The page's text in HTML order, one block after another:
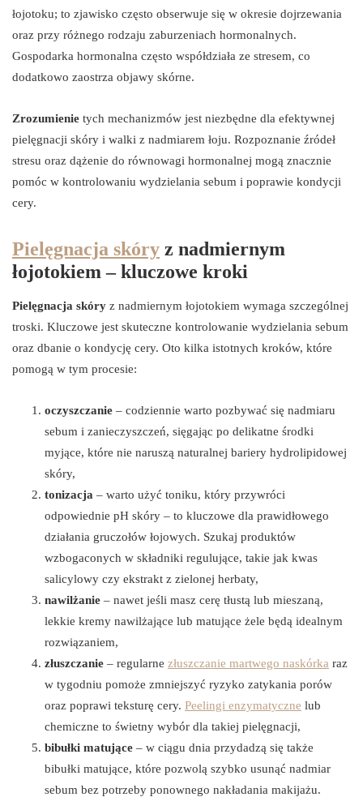
łojotoku; to zjawisko często obserwuje się w okresie dojrzewania
oraz przy różnego rodzaju zaburzeniach hormonalnych.
Gospodarka hormonalna często współdziała ze stresem, co
dodatkowo zaostrza objawy skórne.
Zrozumienie tych mechanizmów jest niezbędne dla efektywnej
pielęgnacji skóry i walki z nadmiarem łoju. Rozpoznanie źródeł
stresu oraz dążenie do równowagi hormonalnej mogą znacznie
pomóc w kontrolowaniu wydzielania sebum i poprawie kondycji
cery.
Pielęgnacja skóry z nadmiernym
łojotokiem – kluczowe kroki
Pielęgnacja skóry z nadmiernym łojotokiem wymaga szczególnej
troski. Kluczowe jest skuteczne kontrolowanie wydzielania sebum
oraz dbanie o kondycję cery. Oto kilka istotnych kroków, które
pomogą w tym procesie:
oczyszczanie – codziennie warto pozbywać się nadmiaru
sebum i zanieczyszczeń, sięgając po delikatne środki
myjące, które nie naruszą naturalnej bariery hydrolipidowej
skóry,
tonizacja – warto użyć toniku, który przywróci
odpowiednie pH skóry – to kluczowe dla prawidłowego
działania gruczołów łojowych. Szukaj produktów
wzbogaconych w składniki regulujące, takie jak kwas
salicylowy czy ekstrakt z zielonej herbaty,
nawilżanie – nawet jeśli masz cerę tłustą lub mieszaną,
lekkie kremy nawilżające lub matujące żele będą idealnym
rozwiązaniem,
złuszczanie – regularne złuszczanie martwego naskórka raz
w tygodniu pomoże zmniejszyć ryzyko zatykania porów
oraz poprawi teksturę cery. Peelingi enzymatyczne lub
chemiczne to świetny wybór dla takiej pielęgnacji,
bibułki matujące – w ciągu dnia przydadzą się także
bibułki matujące, które pozwolą szybko usunąć nadmiar
sebum bez potrzeby ponownego nakładania makijażu.